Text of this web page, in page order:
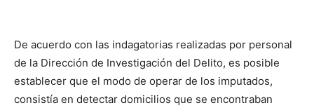
De acuerdo con las indagatorias realizadas por personal
de la Dirección de Investigación del Delito, es posible
establecer que el modo de operar de los imputados,
consistía en detectar domicilios que se encontraban